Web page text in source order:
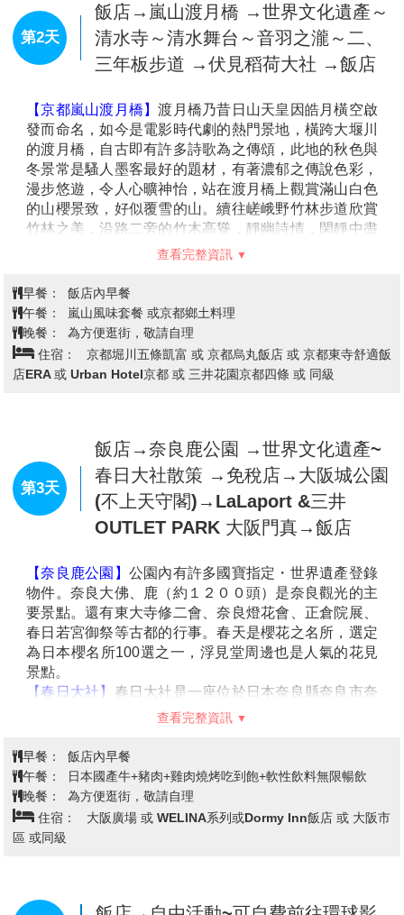
第2天
飯店→嵐山渡月橋 →世界文化遺產～
清水寺～清水舞台～音羽之瀧～二、
三年板步道 →伏見稻荷大社 →飯店
【京都嵐山渡月橋】渡月橋乃昔日山天皇因皓月橫空啟
發而命名，如今是電影時代劇的熱門景地，橫跨大堰川
的渡月橋，自古即有許多詩歌為之傳頌，此地的秋色與
竹林之美，沿路二旁的竹木高聳，靜幽詩情，閑靜中盡
是畫意。
【世界文化遺產：清水寺】
清水寺起源於八世紀末期。
現在的建築物是1633年的再建，正殿是國寶，主佛是一
面觀音菩薩的木像。清水寺在歷史上，宗教上都占有重
從寺內展望京都市街特別漂亮。
【音羽瀧】順著清水寺奧之院往下，到達音羽瀧。音羽
瀧有金色水、延命水之稱，被列為日本十大名水之首。
【伏見稻荷大社】據史書記載建於和同4(公元711)年，
是日本全國各地四萬所稻荷神社的總社。稻荷神社主要
是日本人信奉的保佑商業繁榮昌盛、五谷豐收之神的所
在地。 伏見稻荷大社位於稻荷山，由樓門、本殿、千本
鳥居等構成，綠樹掩映深處，一條看似隧道、由千座朱
山頂，是京都獨特風景的代表之一。每年舉行歲旦祭、
稻荷祭、節分祭、田植祭等多種祭祀活動。
備註:清水寺若因維修或訂不到停車位行程改為金閣寺。
查看完整資訊
早餐：
飯店內早餐
嵐山風味套餐 或京都鄉土料理
住宿： 京都堀川五條凱富 或 京都烏丸飯店 或 京都東寺舒適飯
店ERA 或 Urban Hotel京都 或 三井花園京都四條 或 同級
春日大社散策 →免稅店→大阪城公園
(不上天守閣)→LaLaport &三井
OUTLET PARK 大阪門真→飯店
【奈良鹿公園】公園內有許多國寶指定・世界遺產登錄
物件。奈良大佛、鹿（約１２００頭）是奈良觀光的主
要景點。還有東大寺修二會、奈良燈花會、正倉院展、
景點。